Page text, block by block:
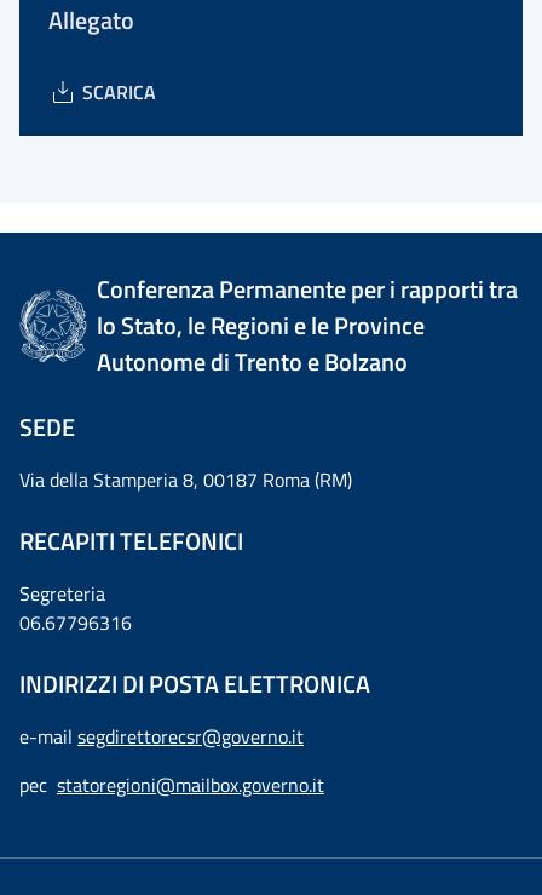
Allegato
SCARICA
Conferenza Permanente per i rapporti tra
lo Stato, le Regioni e le Province
Autonome di Trento e Bolzano
SEDE
Via della Stamperia 8, 00187 Roma (RM)
RECAPITI TELEFONICI
Segreteria
06.67796316
INDIRIZZI DI POSTA ELETTRONICA
e-mail segdirettorecsr@governo.it
pec statoregioni@mailbox.governo.it